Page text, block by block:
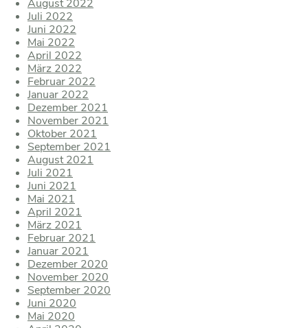
August 2022
Juli 2022
Juni 2022
Mai 2022
April 2022
März 2022
Februar 2022
Januar 2022
Dezember 2021
November 2021
Oktober 2021
September 2021
August 2021
Juli 2021
Juni 2021
Mai 2021
April 2021
März 2021
Februar 2021
Januar 2021
Dezember 2020
November 2020
September 2020
Juni 2020
Mai 2020